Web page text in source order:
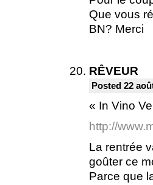
Que vous
BN? Merci
RÊVEUR
Posted 22
« In Vino
http://
La rentrée
goûter ce
Parce que